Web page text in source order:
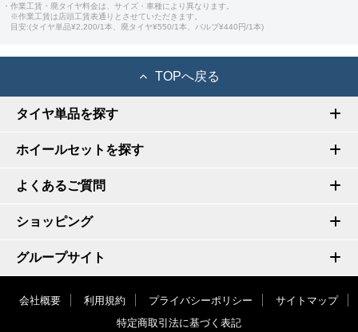
・作業工賃・廃タイヤ料金は、サイズ・車種により異なります。
※作業工賃は店頭工賃表通りとさせていただきます。
目安:(タイヤ単品¥2,200/1本、廃タイヤ¥550/1本、バルブ¥440円/1本)
TOPへ戻る
タイヤ単品を探す
ホイールセットを探す
よくあるご質問
ショッピング
グループサイト
会社概要 利用規約 プライバシーポリシー
サイトマップ
特定商取引法に基づく表記